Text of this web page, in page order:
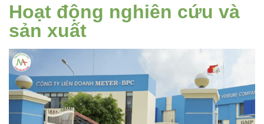
Hoạt động nghiên cứu và
sản xuất